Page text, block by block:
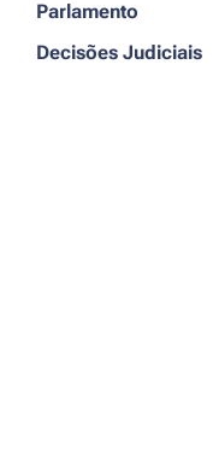
Parlamento
Decisões Judiciais